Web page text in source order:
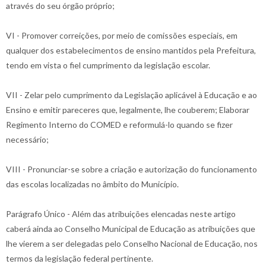
através do seu órgão próprio;
VI - Promover correições, por meio de comissões especiais, em
qualquer dos estabelecimentos de ensino mantidos pela Prefeitura,
tendo em vista o fiel cumprimento da legislação escolar.
VII - Zelar pelo cumprimento da Legislação aplicável à Educação e ao
Ensino e emitir pareceres que, legalmente, lhe couberem; Elaborar
Regimento Interno do COMED e reformulá-lo quando se fizer
necessário;
VIII - Pronunciar-se sobre a criação e autorização do funcionamento
das escolas localizadas no âmbito do Município.
Parágrafo Único - Além das atribuições elencadas neste artigo
caberá ainda ao Conselho Municipal de Educação as atribuições que
lhe vierem a ser delegadas pelo Conselho Nacional de Educação, nos
termos da legislação federal pertinente.